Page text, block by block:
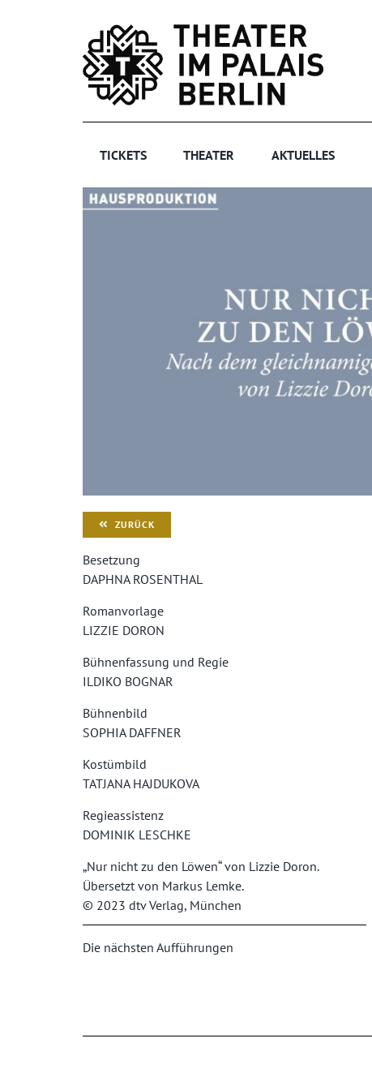
TICKETS THEATER AKTUELLES
ZURÜCK
Besetzung
DAPHNA ROSENTHAL
Romanvorlage
LIZZIE DORON
Bühnenfassung und Regie
ILDIKO BOGNAR
Bühnenbild
SOPHIA DAFFNER
Kostümbild
TATJANA HAJDUKOVA
Regieassistenz
DOMINIK LESCHKE
„Nur nicht zu den Löwen“ von Lizzie Doron.
Übersetzt von Markus Lemke.
© 2023 dtv Verlag, München
Die nächsten Aufführungen